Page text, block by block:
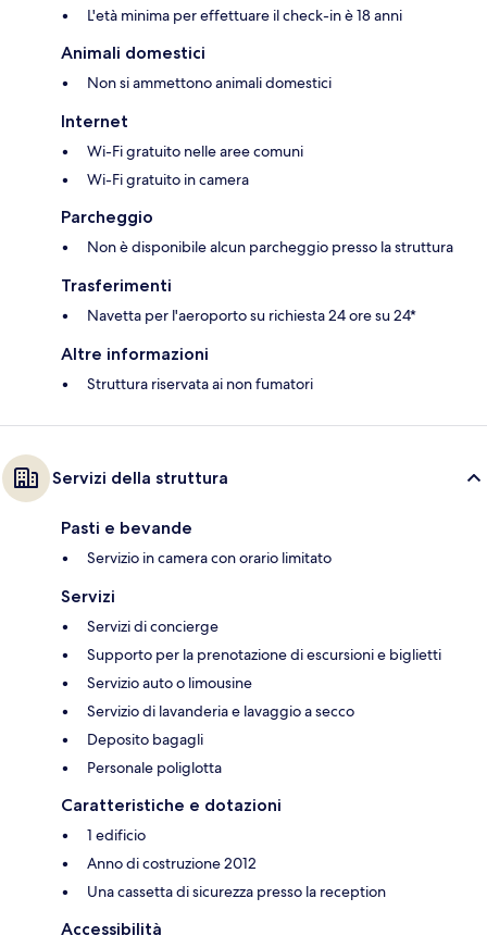
L'età minima per effettuare il check-in è 18 anni
Animali domestici
Non si ammettono animali domestici
Internet
Wi-Fi gratuito nelle aree comuni
Wi-Fi gratuito in camera
Parcheggio
Non è disponibile alcun parcheggio presso la struttura
Trasferimenti
Navetta per l'aeroporto su richiesta 24 ore su 24*
Altre informazioni
Struttura riservata ai non fumatori
Servizi della struttura
Pasti e bevande
Servizio in camera con orario limitato
Servizi
Servizi di concierge
Supporto per la prenotazione di escursioni e biglietti
Servizio auto o limousine
Servizio di lavanderia e lavaggio a secco
Deposito bagagli
Personale poliglotta
Caratteristiche e dotazioni
1 edificio
Anno di costruzione 2012
Una cassetta di sicurezza presso la reception
Accessibilità